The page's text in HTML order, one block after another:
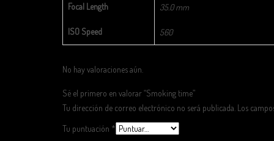
Focal Length 35.0 mm
ISO Speed 560
No hay valoraciones aún.
Sé el primero en valorar “Smoking time”
Tu dirección de correo electrónico no será publicada. Los
Tu puntuación *